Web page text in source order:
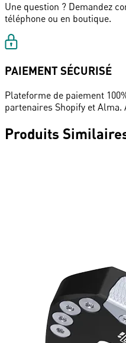
Une question ? Demandez
téléphone ou en boutique.
PAIEMENT SÉCURISÉ
Plateforme de paiement
partenaires Shopify et Alma.
Produits